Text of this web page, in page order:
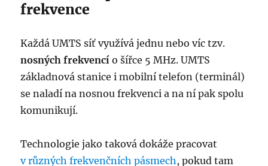
frekvence
Každá UMTS síť využívá jednu nebo víc tzv.
nosných frekvencí o šířce 5 MHz. UMTS
základnová stanice i mobilní telefon (terminál)
se naladí na nosnou frekvenci a na ní pak spolu
komunikují.
Technologie jako taková dokáže pracovat
v různých frekvenčních pásmech, pokud tam